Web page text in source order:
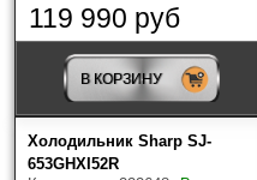
ILVE(3)
IO MABE(1)
119 990 руб
В КОРЗИНУ
Холодильник Sharp SJ-
653GHXI52R